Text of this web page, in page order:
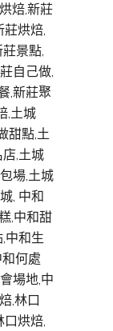
焙,新莊
莊烘焙,
景點,
自己做,
,新莊聚
,土城
甜點,土
,土城
場,土城
, 中和
,中和甜
中和生
何處
場地,中
,林口
口烘焙,